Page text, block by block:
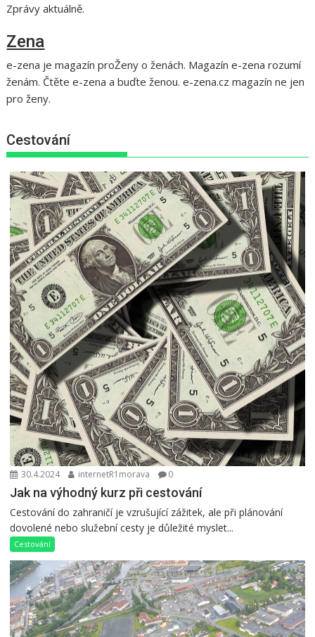
Zprávy aktuálně.
Zena
e-zena je magazín proŽeny o ženách. Magazín e-zena rozumí
ženám. Čtěte e-zena a buďte ženou. e-zena.cz magazín ne jen
pro ženy.
Cestování
30.4.2024 internetR1morava 0
Jak na výhodný kurz při cestování
Cestování do zahraničí je vzrušující zážitek, ale při plánování
dovolené nebo služební cesty je důležité myslet...
Cestování